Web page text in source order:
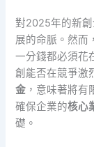
對2025年的新
展的命脈。然而
一分錢都必須花
創能否在競爭激
金 ，意味著將有
確保企業的核心
礎。